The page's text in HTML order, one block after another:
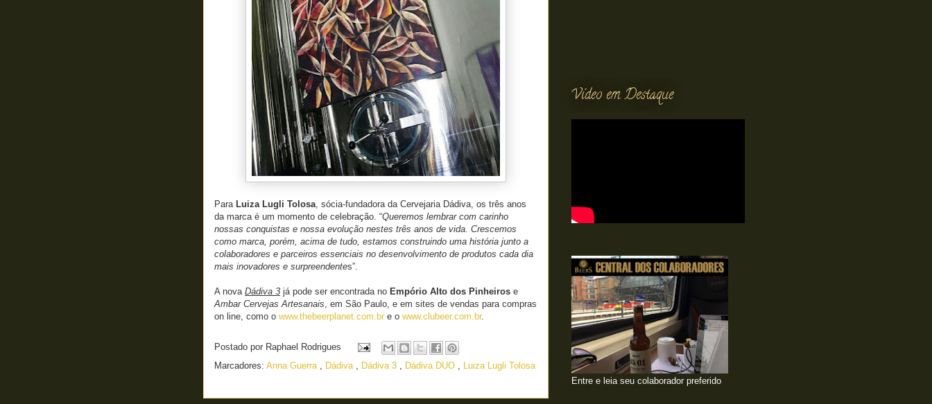
Para Luiza Lugli Tolosa, sócia-fundadora da Cervejaria Dádiva, os três anos
da marca é um momento de celebração. “Queremos lembrar com carinho
nossas conquistas e nossa evolução nestes três anos de vida. Crescemos
como marca, porém, acima de tudo, estamos construindo uma história junto a
colaboradores e parceiros essenciais no desenvolvimento de produtos cada dia
mais inovadores e surpreendentes”.
A nova Dádiva 3 já pode ser encontrada no Empório Alto dos Pinheiros e
Ambar Cervejas Artesanais, em São Paulo, e em sites de vendas para compras
on line, como o www.thebeerplanet.com.br e o www.clubeer.com.br.
Postado por Raphael Rodrigues
Marcadores: Anna Guerra , Dádiva , Dádiva 3 , Dádiva DUO , Luiza Lugli Tolosa
Vídeo em Destaque
Entre e leia seu colaborador preferido